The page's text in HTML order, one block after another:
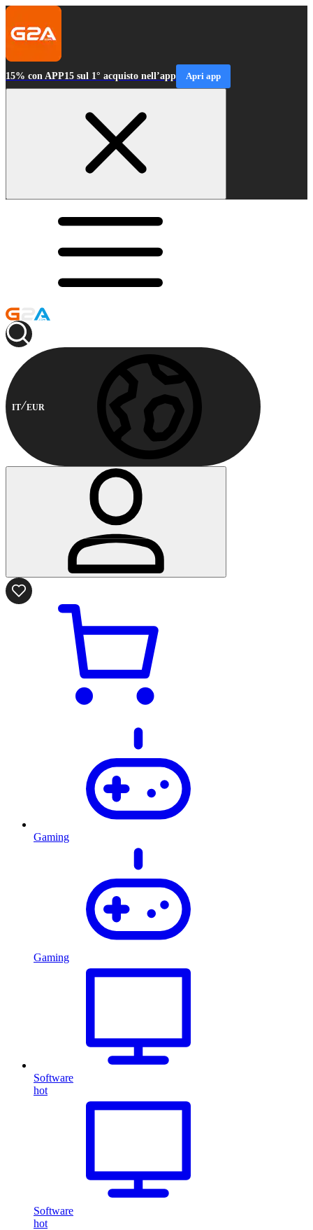
15% con APP15 sul 1° acquisto nell’app Apri app
IT EUR
Gaming
Gaming
Software
hot
Software
hot